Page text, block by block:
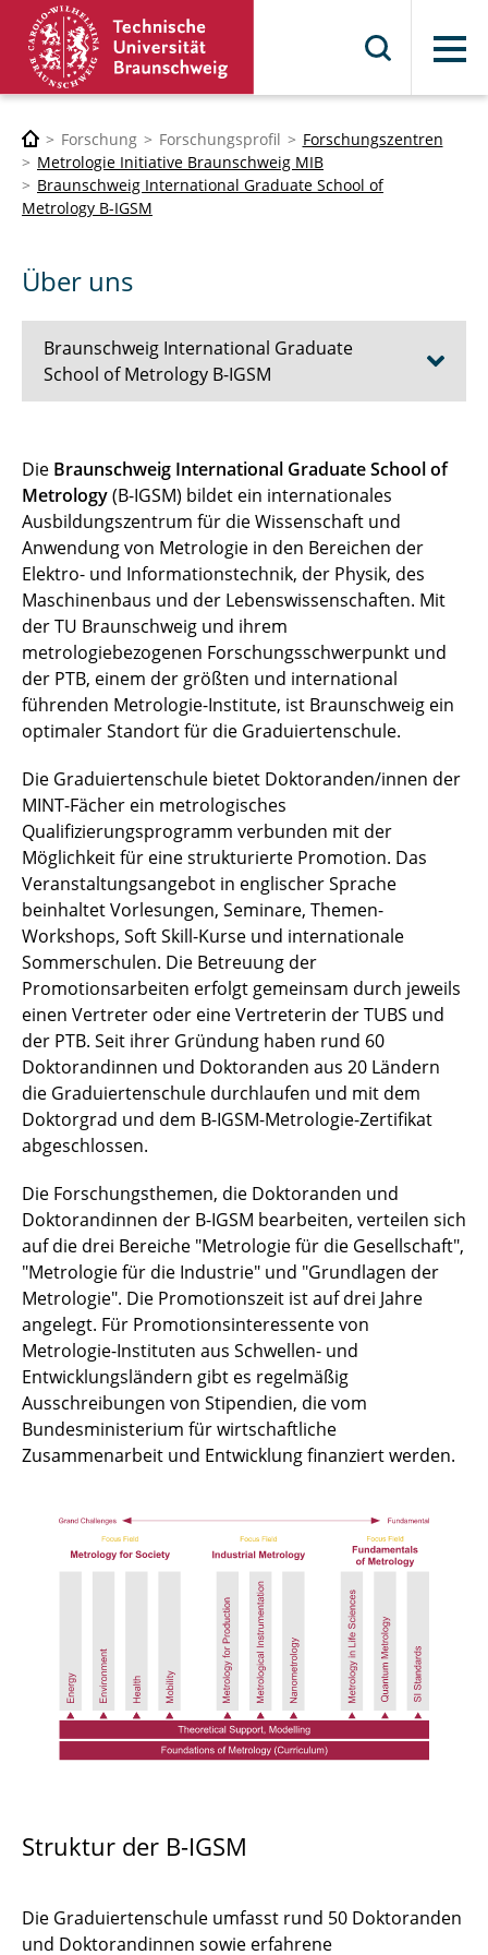
Menü
Forschung Forschungsprofil
Forschungszentren
Metrologie Initiative Braunschweig MIB
Braunschweig International Graduate School of
Metrology B-IGSM
Über uns
Braunschweig International Graduate
School of Metrology B-IGSM
Über uns
Mitglied werden
Kontakt B-IGSM
Die Braunschweig International Graduate School of
Metrology(B-IGSM) bildet ein internationales
Ausbildungszentrum für die Wissenschaft und
Anwendung von Metrologie in den Bereichen der
Elektro- und Informationstechnik, der Physik, des
Maschinenbaus und der Lebenswissenschaften. Mit
der TU Braunschweig und ihrem
metrologiebezogenen Forschungsschwerpunkt und
der PTB, einem der größten und international
führenden Metrologie-Institute, ist Braunschweig ein
optimaler Standort für die Graduiertenschule.
Die Graduiertenschule bietet Doktoranden/innen der
MINT-Fächer ein metrologisches
Qualifizierungsprogramm verbunden mit der
Möglichkeit für eine strukturierte Promotion. Das
Veranstaltungsangebot in englischer Sprache
beinhaltet Vorlesungen, Seminare, Themen-
Workshops, Soft Skill-Kurse und internationale
Sommerschulen. Die Betreuung der
Promotionsarbeiten erfolgt gemeinsam durch jeweils
einen Vertreter oder eine Vertreterin der TUBS und
der PTB. Seit ihrer Gründung haben rund 60
Doktorandinnen und Doktoranden aus 20 Ländern
die Graduiertenschule durchlaufen und mit dem
Doktorgrad und dem B-IGSM-Metrologie-Zertifikat
abgeschlossen.
Die Forschungsthemen, die Doktoranden und
Doktorandinnen der B-IGSM bearbeiten, verteilen sich
auf die drei Bereiche "Metrologie für die Gesellschaft",
"Metrologie für die Industrie" und "Grundlagen der
Metrologie". Die Promotionszeit ist auf drei Jahre
angelegt. Für Promotionsinteressente von
Metrologie-Instituten aus Schwellen- und
Entwicklungsländern gibt es regelmäßig
Ausschreibungen von Stipendien, die vom
Bundesministerium für wirtschaftliche
Zusammenarbeit und Entwicklung finanziert werden.
Struktur der B-IGSM
Die Graduiertenschule umfasst rund 50 Doktoranden
und Doktorandinnen sowie erfahrene